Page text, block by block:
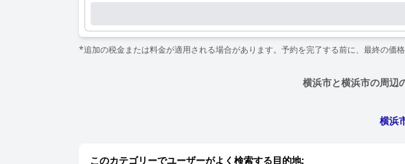
行き届いたプールエリアとミニマルなデザインは、ホテルの清潔で魅力
ホテルのスタッフは、そのフレンドリーさ、プロ意識、そして気配り
ートまで、スタッフのゲストの満足に対する献身は明らかです。英語で
ホテルのWi-Fiは、その強力で信頼性の高い接続と、ストリーミングに
ゲスト用ベッドは、快適さと品質で高い評価を得ており、安らかな夜
*追加の税金または料金が適用される場合があります。予約を完了する前に、最終の価格
横浜市と横浜市の周辺
横浜
このカテゴリーでユーザーがよく検索する目的地: